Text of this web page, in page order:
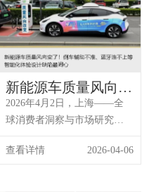
新能源车质量风向变
了！倒车辅助不准、
蓝牙连不上等智能化
2026年4月2日，上海——全
球消费者洞察与市场研究机
八年发布中国新能源汽车新
查看详情 2026-04-06